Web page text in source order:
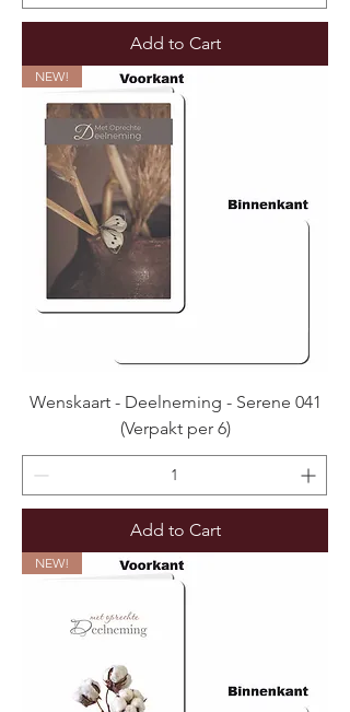
Add to Cart
NEW!
Wenskaart - Deelneming - Serene 041
(Verpakt per 6)
Add to Cart
NEW!